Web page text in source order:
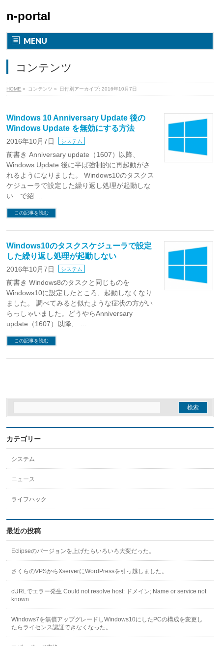
n-portal
MENU
コンテンツ
HOME » コンテンツ » 日付別アーカイブ: 2016年10月7日
Windows 10 Anniversary Update 後の
Windows Update を無効にする方法
2016年10月7日 システム
前書き Anniversary update（1607）以降、
Windows Update 後に半ば強制的に再起動がさ
れるようになりました。 Windows10のタスクス
ケジューラで設定した繰り返し処理が起動しな
い で紹 …
この記事を読む
Windows10のタスクスケジューラで設定
した繰り返し処理が起動しない
2016年10月7日 システム
前書き Windows8のタスクと同じものを
Windows10に設定したところ、起動しなくなり
ました。 調べてみると似たような症状の方がい
らっしゃいました。どうやらAnniversary
update（1607）以降、 …
この記事を読む
カテゴリー
システム
ニュース
ライフハック
最近の投稿
Eclipseのバージョンを上げたらいろいろ大変だった。
さくらのVPSからXserverにWordPressを引っ越しました。
cURLでエラー発生 Could not resolve host: ドメイン; Name or service not
known
Windows7を無償アップグレードしWindows10にしたPCの構成を変更し
たらライセンス認証できなくなった。